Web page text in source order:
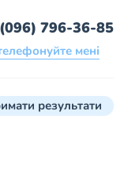
796-36-85
мені
результати